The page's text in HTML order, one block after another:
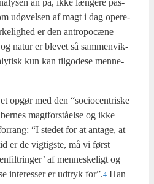
udø­vel­sen af magt i dag ope­re­
er den antro­po­cæ­ne
natur er ble­vet så sam­men­vik­
kun kan til­go­de­se men­ne­
opgør med den “socio­cen­tri­ske
magt­for­stå­el­se og ikke
“I ste­det for at anta­ge, at
er de vig­tig­ste, må vi først
af men­ne­ske­ligt og
inte­res­ser er udtryk for”.4 Han